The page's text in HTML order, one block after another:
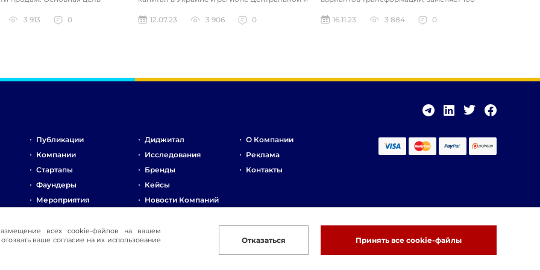
3 913 0
12.07.23
3 906 0
16.11.23
3 884 0
Публикации
Компании
Стартапы
Фаундеры
Мероприятия
Диджитал
Исследования
Бренды
Кейсы
Новости Компаний
Стартапы
О Компании
Реклама
Контакты
всех cookie-файлов на вашем
ваше согласие на их использование
Отказаться Принять все cookie-файлы